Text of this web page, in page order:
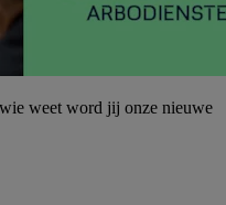
weet word jij onze nieuwe